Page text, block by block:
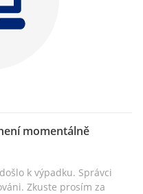
momentálně
k výpadku. Správci
Zkuste prosím za